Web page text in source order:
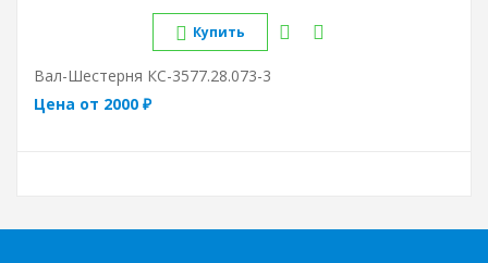
Купить
Вал-Шестерня КС-3577.28.073-3
Цена от 2000 ₽